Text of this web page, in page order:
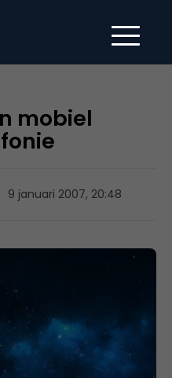
mobiel
9 januari 2007, 20:48